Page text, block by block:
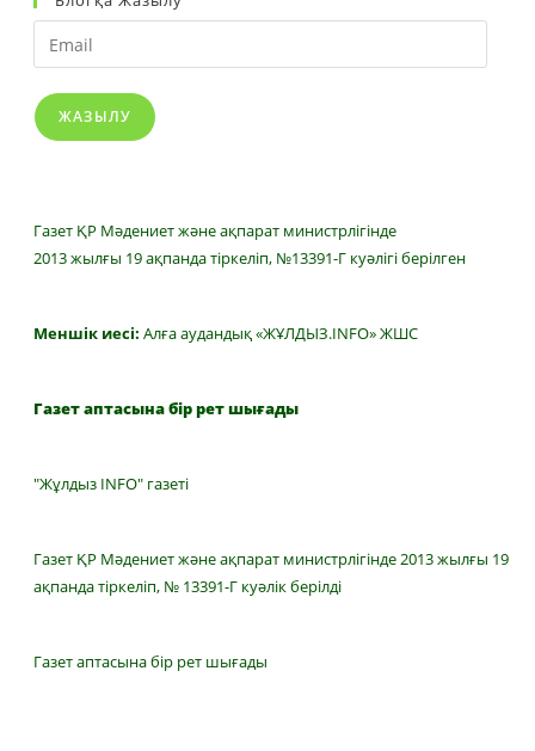
Email
ЖАЗЫЛУ
Газет ҚР Мәдениет және ақпарат министрлігінде
2013 жылғы 19 ақпанда тіркеліп, №13391-Г куәлігі берілген
Меншік иесі: Алға аудандық «ЖҰЛДЫЗ.INFO» ЖШС
Газет аптасына бір рет шығады
"Жұлдыз INFO" газеті
Газет ҚР Мәдениет және ақпарат министрлігінде 2013 жылғы 19
ақпанда тіркеліп, № 13391-Г куәлік берілді
Газет аптасына бір рет шығады